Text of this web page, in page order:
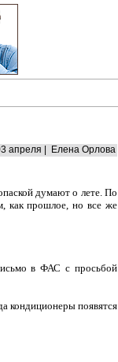
апреля | Елена Орлова
думают о лете. По
как прошлое, но все же
в ФАС с просьбой
кондиционеры появятся